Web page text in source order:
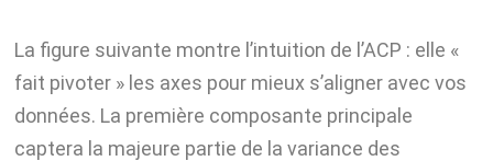
La figure suivante montre l’intuition de l’ACP : elle «
fait pivoter » les axes pour mieux s’aligner avec vos
données. La première composante principale
captera la majeure partie de la variance des